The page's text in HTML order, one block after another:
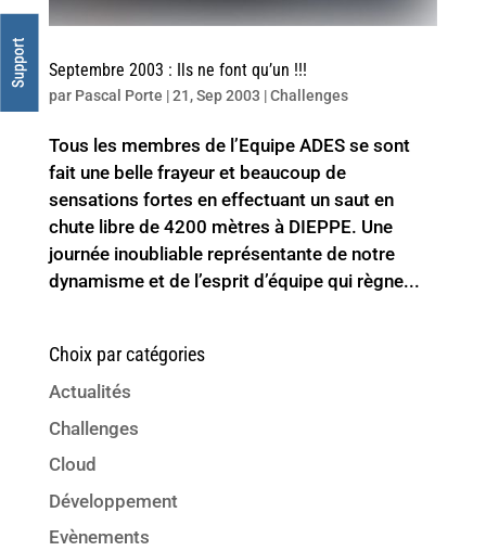
Septembre 2003 : Ils ne font qu’un !!!
par Pascal Porte |21, Sep 2003 |Challenges
Tous les membres de l’Equipe ADES se sont
fait une belle frayeur et beaucoup de
sensations fortes en effectuant un saut en
chute libre de 4200 mètres à DIEPPE. Une
journée inoubliable représentante de notre
dynamisme et de l’esprit d’équipe qui règne...
Choix par catégories
Actualités
Challenges
Cloud
Développement
Evènements